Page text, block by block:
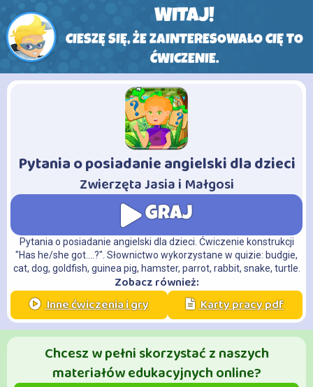
WITAJ!
CIESZĘ SIĘ, ŻE ZAINTERESOWAŁO CIĘ TO
ĆWICZENIE.
Pytania o posiadanie angielski dla dzieci
- Zwierzęta Jasia i Małgosi
GRAJ
Pytania o posiadanie angielski dla dzieci. Ćwiczenie konstrukcji
"Has he/she got....?". Słownictwo wykorzystane w quizie: budgie,
cat, dog, goldfish, guinea pig, hamster, parrot, rabbit, snake, turtle.
Zobacz również:
Inne ćwiczenia i gry Karty pracy pdf
Chcesz w pełni skorzystać z naszych
materiałów edukacyjnych online?